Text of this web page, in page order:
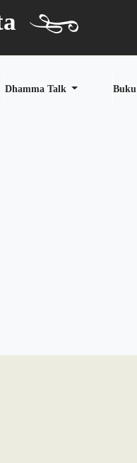
Dhamma Talk Buku